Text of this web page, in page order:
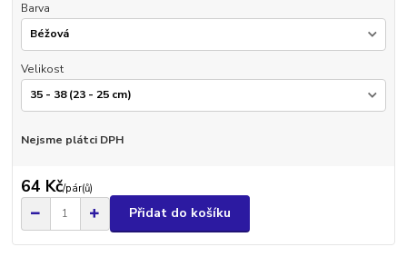
Barva
Velikost
Nejsme plátci DPH
64 Kč/pár(ů)
Přidat do košíku